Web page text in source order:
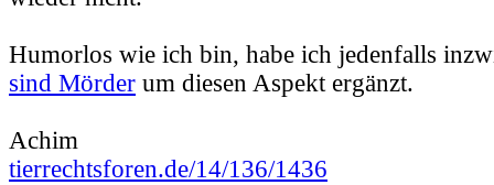
Humorlos wie ich bin, habe ich jedenfalls
sind Mörder um diesen Aspekt ergänzt.
Achim
tierrechtsforen.de/14/136/1436